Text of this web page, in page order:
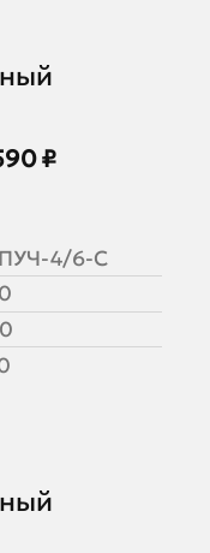
₽
4/6-С